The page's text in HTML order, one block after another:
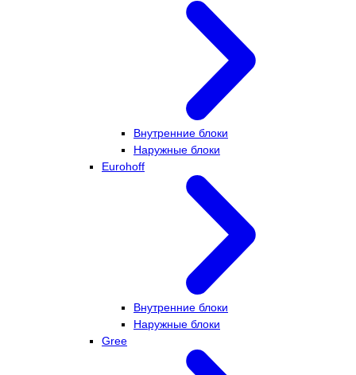
Внутренние блоки
Наружные блоки
Eurohoff
Внутренние блоки
Наружные блоки
Gree